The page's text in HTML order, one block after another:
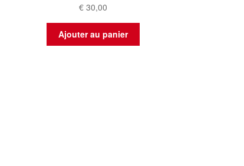
€ 30,00
Ajouter au panier